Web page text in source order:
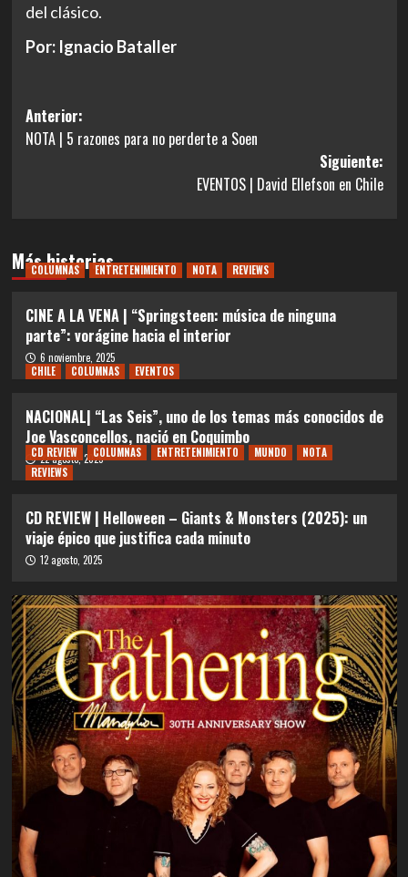
del clásico.
Por: Ignacio Bataller
Navegación
de
Anterior:
NOTA | 5 razones para no perderte a Soen
Siguiente:
EVENTOS | David Ellefson en Chile
Más historias
COLUMNAS ENTRETENIMIENTO NOTA REVIEWS
CINE A LA VENA | “Springsteen: música de ninguna
parte”: vorágine hacia el interior
6 noviembre, 2025
CHILE
COLUMNAS EVENTOS
NACIONAL| “Las Seis”, uno de los temas más conocidos de
Joe Vasconcellos, nació en Coquimbo
22 agosto, 2025
CD REVIEW COLUMNAS ENTRETENIMIENTO MUNDO
NOTA
REVIEWS
CD REVIEW | Helloween – Giants & Monsters (2025): un
viaje épico que justifica cada minuto
12 agosto, 2025